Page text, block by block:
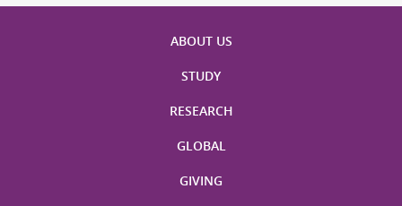
ABOUT US
STUDY
RESEARCH
GLOBAL
GIVING